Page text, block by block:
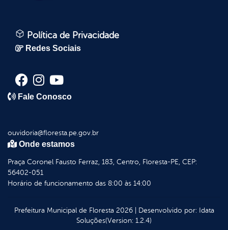
Política de Privacidade
Redes Sociais
Fale Conosco
ouvidoria@floresta.pe.gov.br
Onde estamos
Praça Coronel Fausto Ferraz, 183, Centro, Floresta-PE, CEP:
56402-051
Horário de funcionamento das 8:00 às 14:00
Prefeitura Municipal de Floresta2026| Desenvolvido por: Idata
Soluções(Version: 1.2.4)